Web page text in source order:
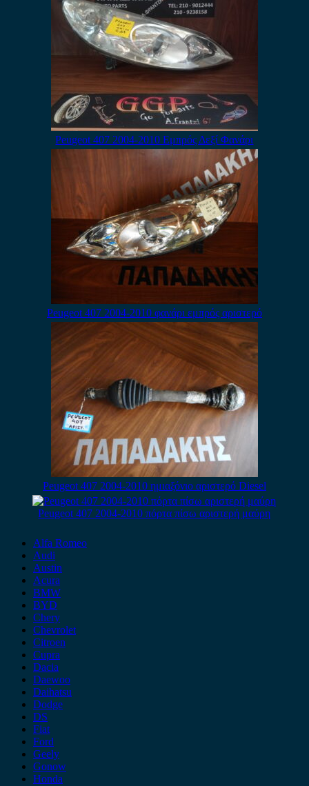
Peugeot 407 2004-2010 Εμπρός Δεξί Φανάρι
Peugeot 407 2004-2010 φανάρι εμπρός αριστερό
Peugeot 407 2004-2010 ημιαξόνιο αριστερό Diesel
Peugeot 407 2004-2010 πόρτα πίσω αριστερή μαύρη
Alfa Romeo
Audi
Austin
Acura
BMW
BYD
Chery
Chevrolet
Citroen
Cupra
Dacia
Daewoo
Daihatsu
Dodge
DS
Fiat
Ford
Geely
Gonow
Honda